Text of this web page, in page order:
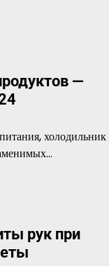
—
холодильник
рук при